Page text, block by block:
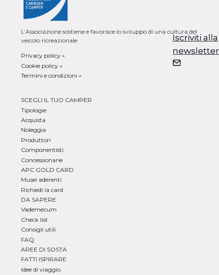
Iscriviti alla
newsletter
L’Associazione sostiene e favorisce lo sviluppo di una cultura del
veicolo ricreazionale
Privacy policy »
Cookie policy »
Termini e condizioni »
SCEGLI IL TUO CAMPER
Tipologie
Acquista
Noleggia
Produttori
Componentisti
Concessionarie
APC GOLD CARD
Musei aderenti
Richiedi la card
DA SAPERE
Vademecum
Check list
Consigli utili
FAQ
AREE DI SOSTA
FATTI ISPIRARE
Idee di viaggio
Iscriviti alla
newsletter